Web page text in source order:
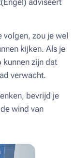
adviseert
volgen, zou je wel
kijken. Als je
kunnen zijn dat
verwacht.
bevrijd je
wind van